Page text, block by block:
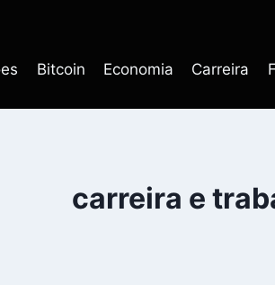
Bitcoin Economia Carreira
carreira e